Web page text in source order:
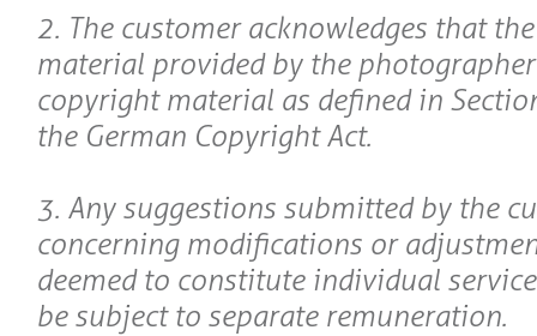
2. The customer acknowledges that
material provided by the
copyright material as defined in
the German Copyright Act.
3. Any suggestions submitted by the
concerning modifications or
deemed to constitute individual
be subject to separate remuneration.